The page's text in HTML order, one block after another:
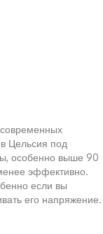
Цельсия под
особенно выше 90
эффективно.
если вы
его напряжение.